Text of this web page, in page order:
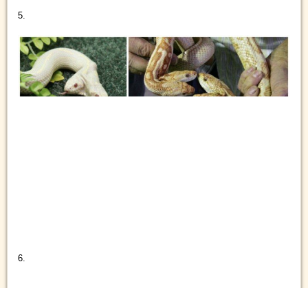
5.
6.